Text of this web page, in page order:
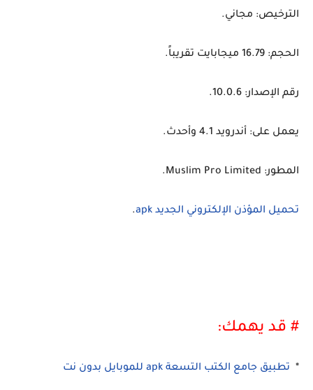
الترخيص: مجاني.
الحجم: 16.79 ميجابايت تقريباً.
رقم الإصدار: 10.0.6.
يعمل على: أندرويد 4.1 وأحدث.
المطور: Muslim Pro Limited.
تحميل المؤذن الإلكتروني الجديد apk .
# قد يهمك:
* تطبيق جامع الكتب التسعة apk للموبايل بدون نت